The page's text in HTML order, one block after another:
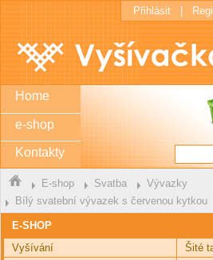
Přihlásit
Home
e-shop
Kontakty
E-shop Svatba
Vývazky
Bílý svatební vývazek s červenou kytkou
E-SHOP
Vyšívání
Šité